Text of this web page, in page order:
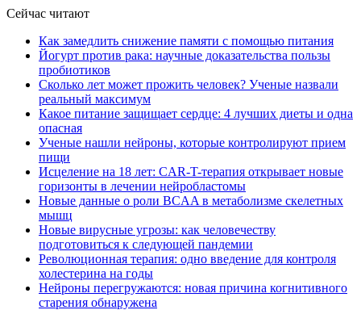
Сейчас читают
Как замедлить снижение памяти с помощью питания
Йогурт против рака: научные доказательства пользы
пробиотиков
Сколько лет может прожить человек? Ученые назвали
реальный максимум
Какое питание защищает сердце: 4 лучших диеты и одна
опасная
Ученые нашли нейроны, которые контролируют прием
пищи
Исцеление на 18 лет: CAR-T-терапия открывает новые
горизонты в лечении нейробластомы
Новые данные о роли BCAA в метаболизме скелетных
мышц
Новые вирусные угрозы: как человечеству
подготовиться к следующей пандемии
Революционная терапия: одно введение для контроля
холестерина на годы
Нейроны перегружаются: новая причина когнитивного
старения обнаружена